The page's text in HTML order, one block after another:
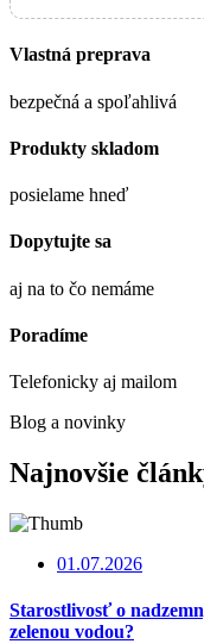
Vlastná preprava
bezpečná a spoľahlivá
Produkty skladom
posielame hneď
Dopytujte sa
aj na to čo nemáme
Poradíme
Telefonicky aj mailom
Blog a novinky
Najnovšie
01.07.2026
Starostlivosť o
zelenou vodou?